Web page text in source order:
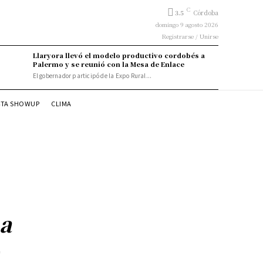
3.5 C Córdoba
domingo 9 agosto 2026
Registrarse / Unirse
Llaryora llevó el modelo productivo cordobés a
Palermo y se reunió con la Mesa de Enlace
El gobernador participó de la Expo Rural...
SHOWUP CLIMA